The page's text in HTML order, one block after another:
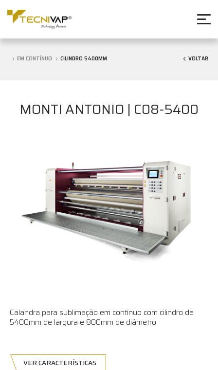
EM CONTÍNUO CILINDRO 5400MM VOLTAR
MONTI ANTONIO | C08-5400
Calandra para sublimação em contínuo com cilindro de
5400mm de largura e 800mm de diâmetro
VER CARACTERÍSTICAS